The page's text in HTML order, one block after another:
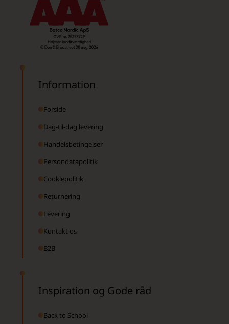
Information
Forside
Dag-til-dag levering
Handelsbetingelser
Persondatapolitik
Cookiepolitik
Returnering
Levering
Kontakt os
B2B
Inspiration og Gode råd
Back to School